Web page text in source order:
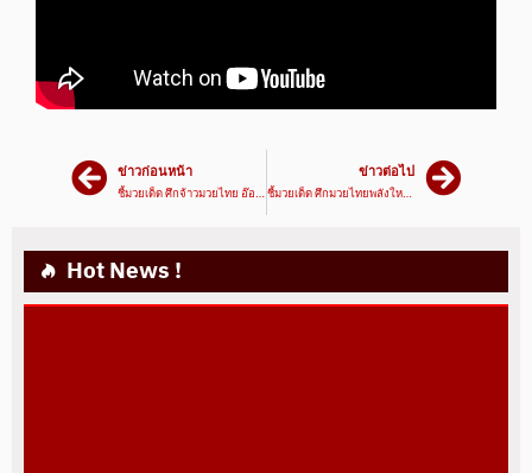
ข่าวก่อนหน้า
ชี้มวยเด็ด ศึกจ้าวมวยไทย อ๊อด เคโอ | 15/07/66 | มวยเด็ด789
ข่าวต่อไป
ชี้มวยเด็ด ศึกมวยไทยพลังใหม่ โดย กุ้ยช่าย ซ้ายตรง | 19/07/66 | มวยเด็ด789
Hot News !